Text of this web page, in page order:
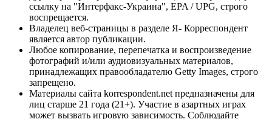
ссылку на "Интерфакс-Украина", EPA / UPG, строго
воспрещается.
Владелец веб-страницы в разделе Я- Корреспондент
является автор публикации.
Любое копирование, перепечатка и воспроизведение
фотографий и/или аудиовизуальных материалов,
принадлежащих правообладателю Getty Images, строго
запрещено.
Материалы сайта korrespondent.net предназначены для
лиц старше 21 года (21+). Участие в азартных играх
может вызвать игровую зависимость. Соблюдайте